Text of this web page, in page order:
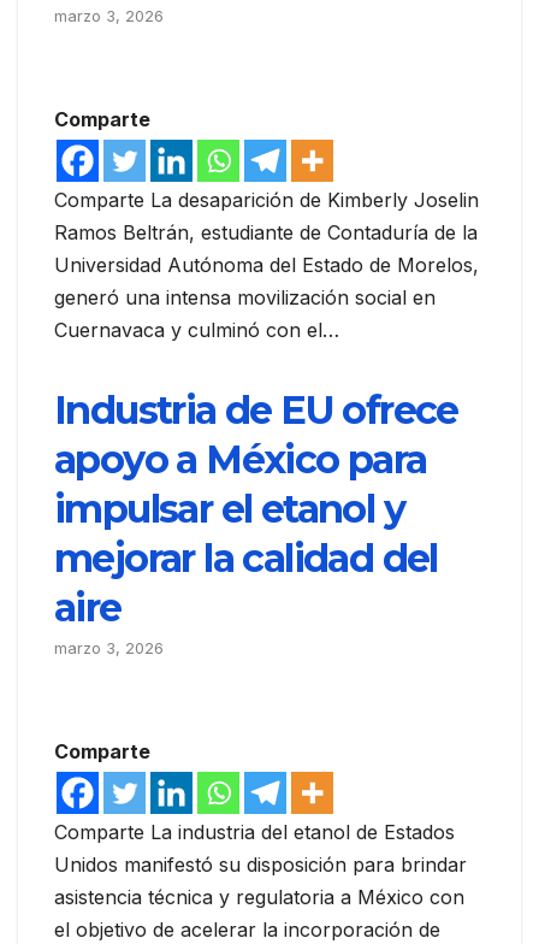
marzo 3, 2026
Comparte
Comparte La desaparición de Kimberly Joselin
Ramos Beltrán, estudiante de Contaduría de la
Universidad Autónoma del Estado de Morelos,
generó una intensa movilización social en
Cuernavaca y culminó con el…
Industria de EU ofrece
apoyo a México para
impulsar el etanol y
mejorar la calidad del
aire
marzo 3, 2026
Comparte
Comparte La industria del etanol de Estados
Unidos manifestó su disposición para brindar
asistencia técnica y regulatoria a México con
el objetivo de acelerar la incorporación de